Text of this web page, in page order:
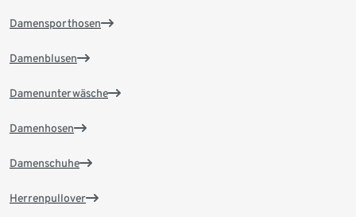
Damensporthosen
Damenblusen
Damenunterwäsche
Damenhosen
Damenschuhe
Herrenpullover